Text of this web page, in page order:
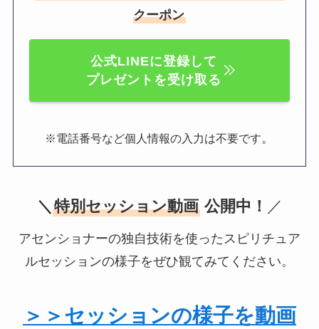
クーポン
公式LINEに登録して
プレゼントを受け取る
※電話番号など個人情報の入力は不要です。
＼ 特別セッション動画公開中！ ／
アセンショナーの独自技術を使ったスピリチュア
ルセッションの様子をぜひ観てみてください。
＞＞セッションの様子を動画